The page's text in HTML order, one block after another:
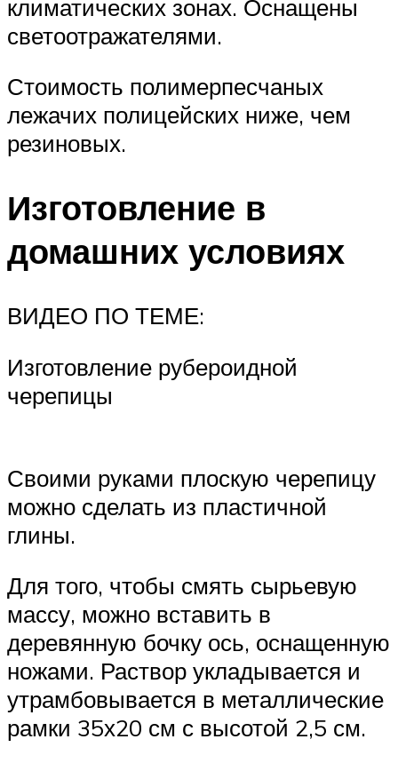
климатических зонах. Оснащены
светоотражателями.
Стоимость полимерпесчаных
лежачих полицейских ниже, чем
резиновых.
Изготовление в
домашних условиях
ВИДЕО ПО ТЕМЕ:
Изготовление рубероидной
черепицы
Своими руками плоскую черепицу
можно сделать из пластичной
глины.
Для того, чтобы смять сырьевую
массу, можно вставить в
деревянную бочку ось, оснащенную
ножами. Раствор укладывается и
утрамбовывается в металлические
рамки 35х20 см с высотой 2,5 см.